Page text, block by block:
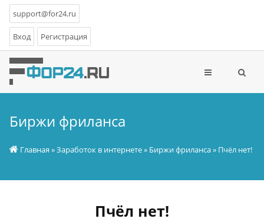
support@for24.ru
Вход Регистрация
Биржи фриланса
Главная »Заработок в интернете» Биржи фриланса» Пчёл нет!
Пчёл нет!